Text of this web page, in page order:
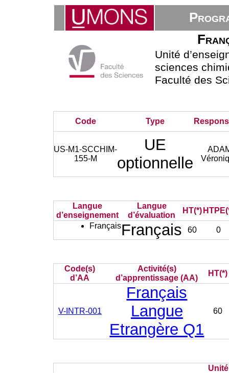
Unité
sciences
Faculté des
Code Type
US-M1-SCCHIM-
155-M
UE
optionnelle
Langue
d’enseignement
Langue
d’évaluation
HT(*)
FrançaisFrançais 60 0
Code(s)
d’AA
Activité(s)
d’apprentissage (AA)
HT(*)
V-INTR-001
Français
Langue
Etrangère Q1
60